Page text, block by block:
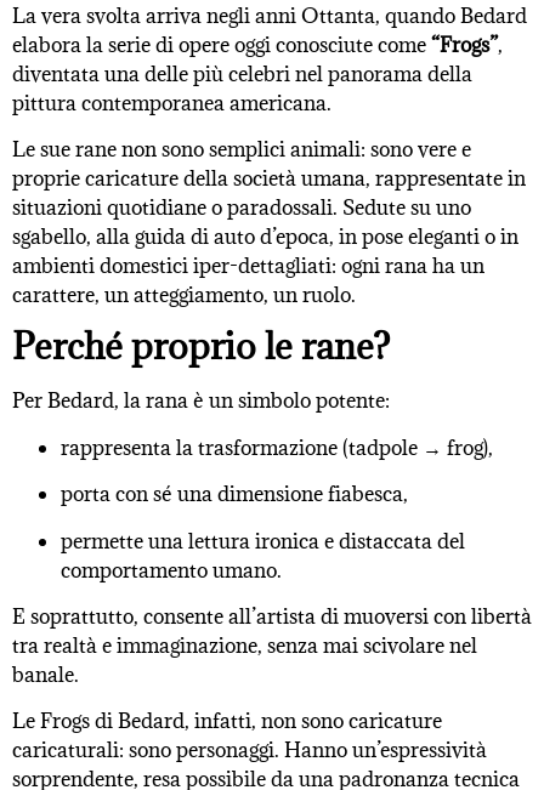
La vera svolta arriva negli anni Ottanta, quando Bedard
elabora la serie di opere oggi conosciute come“Frogs”,
diventata una delle più celebri nel panorama della
pittura contemporanea americana.
Le sue rane non sono semplici animali: sono vere e
proprie caricature della società umana, rappresentate in
situazioni quotidiane o paradossali. Sedute su uno
sgabello, alla guida di auto d’epoca, in pose eleganti o in
ambienti domestici iper-dettagliati: ogni rana ha un
carattere, un atteggiamento, un ruolo.
Perché proprio le rane?
Per Bedard, la rana è un simbolo potente:
rappresenta la trasformazione (tadpole → frog),
porta con sé una dimensione fiabesca,
permette una lettura ironica e distaccata del
comportamento umano.
E soprattutto, consente all’artista di muoversi con libertà
tra realtà e immaginazione, senza mai scivolare nel
banale.
Le Frogs di Bedard, infatti, non sono caricature
caricaturali: sono personaggi. Hanno un’espressività
sorprendente, resa possibile da una padronanza tecnica